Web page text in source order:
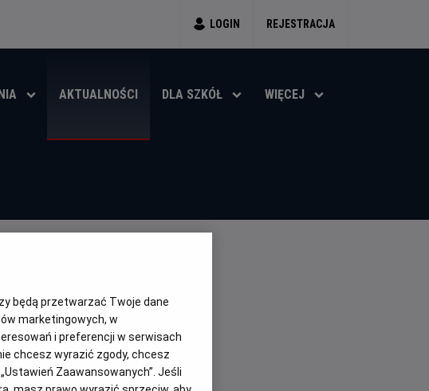
LOGIN REJESTRACJA
AKTUALNOŚCI DLA SZKÓŁ WIĘCEJ
DZIŚ!
najbardziej zwariowanych
będą przetwarzać Twoje dane
marketingowych, w
i preferencji w serwisach
chcesz wyrazić zgody, chcesz
Zaawansowanych”. Jeśli